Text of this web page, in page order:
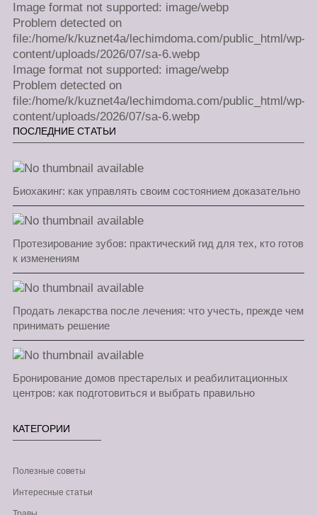
Image format not supported: image/webp
Problem detected on
file:/home/k/kuznet4a/lechimdoma.com/public_html/wp-
content/uploads/2026/07/sa-6.webp
Image format not supported: image/webp
Problem detected on
file:/home/k/kuznet4a/lechimdoma.com/public_html/wp-
content/uploads/2026/07/sa-6.webp
ПОСЛЕДНИЕ СТАТЬИ
Биохакинг: как управлять своим состоянием доказательно
Протезирование зубов: практический гид для тех, кто готов
к изменениям
Продать лекарства после лечения: что учесть, прежде чем
принимать решение
Бронирование домов престарелых и реабилитационных
центров: как подготовиться и выбрать правильно
КАТЕГОРИИ
Полезные советы
Интересные статьи